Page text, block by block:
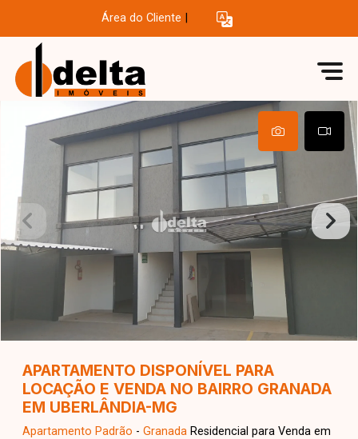
Área do Cliente
APARTAMENTO DISPONÍVEL PARA
LOCAÇÃO E VENDA NO BAIRRO GRANADA
EM UBERLÂNDIA-MG
Apartamento Padrão - Granada Residencial para Venda em